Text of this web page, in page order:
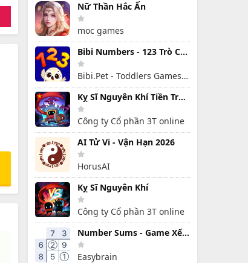
Nữ Thần Hắc Ấn
moc games
Bibi Numbers - 123 Trò Chơi
Bibi.Pet - Toddlers Games - Colors and Shapes
Kỵ Sĩ Nguyên Khí Tiền Truyện
Công ty Cổ phần 3T online
AI Tử Vi - Vận Hạn 2026
HorusAI
Kỵ Sĩ Nguyên Khí
Công ty Cổ phần 3T online
Number Sums - Game Xếp Số
Easybrain